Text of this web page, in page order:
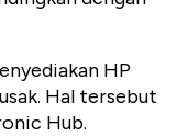
HP
Hal tersebut
Hub.